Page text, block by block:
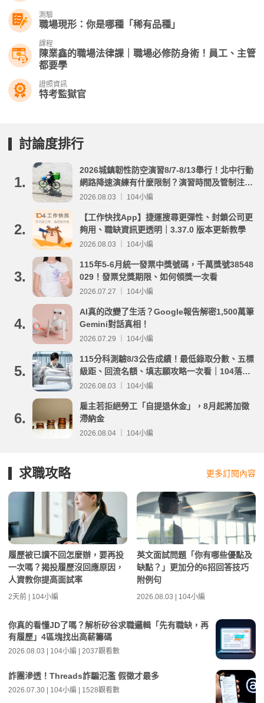
測驗
職場現形：你是哪種「稀有品種」
課程
陳業鑫的職場法律課｜職場必修防身術！員工、主管
都要學
證照資訊
特考監獄官
討論度排行
1.
2026城鎮韌性防空演習8/7-8/13舉行！北中行動
網路降速演練有什麼限制？演習時間及管制注意
事項整理
2026.08.03 ｜ 104小編
2.
【工作快找App】捷運搜尋更彈性、封鎖公司更
夠用、職缺資訊更透明｜3.37.0 版本更新教學
2026.08.03 ｜ 104小編
3.
115年5-6月統一發票中獎號碼，千萬獎號38548
029！發票兌獎期限、如何領獎一次看
2026.07.27 ｜ 104小編
4.
AI真的改變了生活？Google報告解密1,500萬筆
Gemini對話真相！
2026.07.29 ｜ 104小編
5.
115分科測驗8/3公告成績！最低錄取分數、五標
級距、回流名額、填志願攻略一次看｜104落點
分析
2026.08.03 ｜ 104小編
6.
雇主若拒絕勞工「自提退休金」，8月起將加徵
滯納金
2026.08.04 ｜ 104小編
求職攻略 更多訂閱內容
履歷被已讀不回怎麼辦，要再投
一次嗎？揭投履歷沒回應原因，
人資教你提高面試率
2天前 | 104小編
英文面試問題「你有哪些優點及
缺點？」更加分的6招回答技巧
附例句
2026.08.03 | 104小編
你真的看懂JD了嗎？解析矽谷求職邏輯「先有職缺，再
有履歷」4區塊找出高薪籌碼
2026.08.03 | 104小編 | 2037觀看數
詐團滲透！Threads詐騙氾濫 假徵才最多
2026.07.30 | 104小編 | 1528觀看數